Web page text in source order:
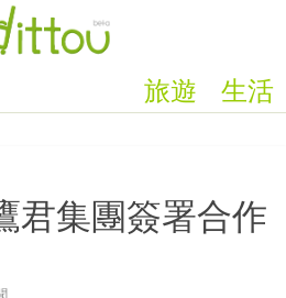
生活
旅遊
君集團簽署合作